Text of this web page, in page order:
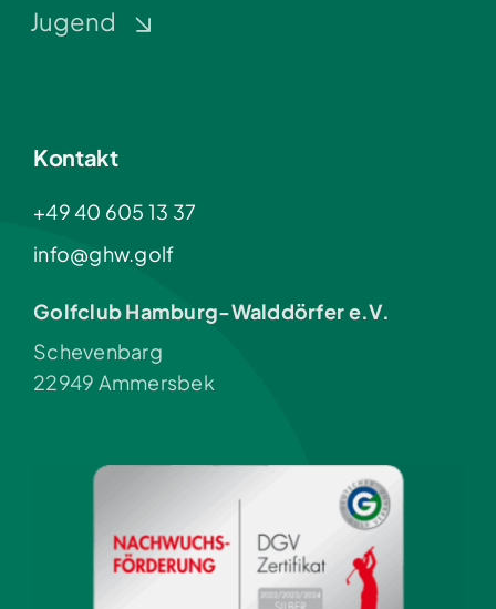
Jugend
Kontakt
+49 40 605 13 37
info@ghw.golf
Golfclub Hamburg-Walddörfer e.V.
Schevenbarg
22949 Ammersbek